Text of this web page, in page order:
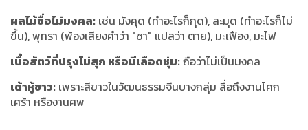
ผลไม้ชื่อไม่มงคล: เช่น มังคุด (ทำอะไรก็กุด), ละมุด (ทำอะไรก็ไม่
ขึ้น), พุทรา (พ้องเสียงคำว่า "ซา" แปลว่า ตาย), มะเฟือง, มะไฟ
เนื้อสัตว์ที่ปรุงไม่สุก หรือมีเลือดชุ่ม:ถือว่าไม่เป็นมงคล
เต้าหู้ขาว: เพราะสีขาวในวัฒนธรรมจีนบางกลุ่ม สื่อถึงงานโศก
เศร้า หรืองานศพ